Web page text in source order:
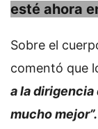
esté ahora
Sobre el
comentó que
a la dirigencia
mucho